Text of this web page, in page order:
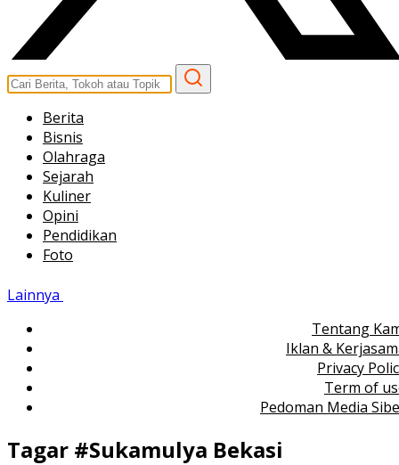
Berita
Bisnis
Olahraga
Sejarah
Kuliner
Opini
Pendidikan
Foto
Lainnya
Tentang
Iklan &
Privacy
Term of
Pedoman Media
Tagar #Sukamulya Bekasi